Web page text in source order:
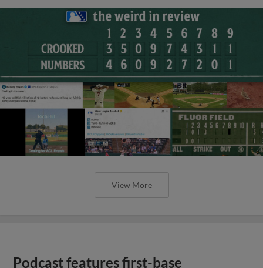
View More
Podcast features first-base